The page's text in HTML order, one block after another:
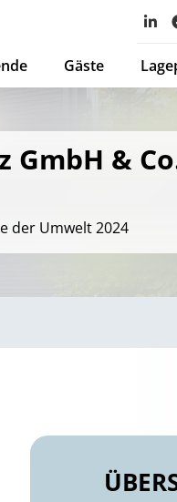
Gäste
GmbH &
der Umwelt 2024